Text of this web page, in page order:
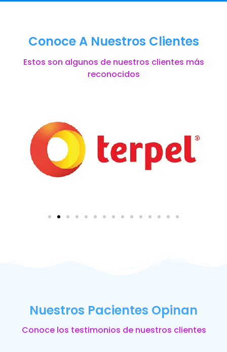
Conoce A Nuestros Clientes
Estos son algunos de nuestros clientes más
reconocidos
Nuestros Pacientes Opinan
Conoce los testimonios de nuestros clientes